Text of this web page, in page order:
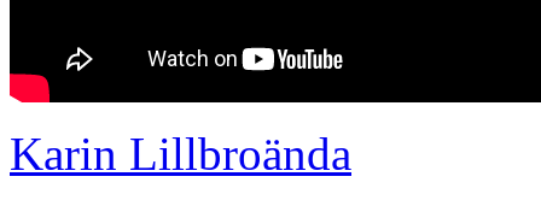
Karin Lillbroända